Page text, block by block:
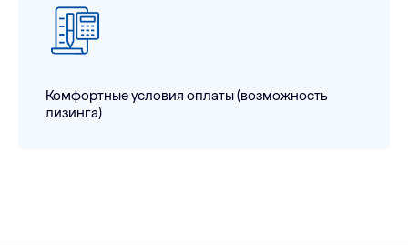
Комфортные условия оплаты (возможность
лизинга)